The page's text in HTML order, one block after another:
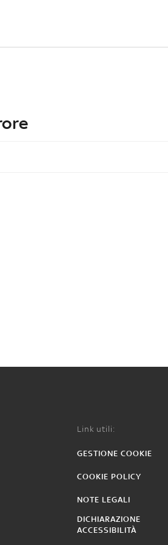
Link utili:
GESTIONE COOKIE
COOKIE POLICY
NOTE LEGALI
DICHIARAZIONE
ACCESSIBILITÀ